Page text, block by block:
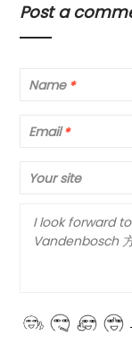
Post a
Name *
Email *
Your site